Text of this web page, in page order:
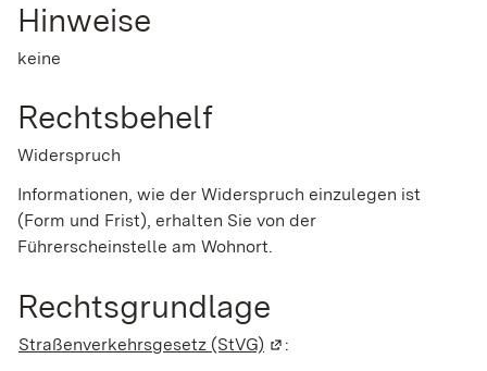
Hinweise
keine
Rechtsbehelf
Widerspruch
Informationen, wie der Widerspruch einzulegen ist
(Form und Frist), erhalten Sie von der
Führerscheinstelle am Wohnort.
Rechtsgrundlage
Straßenverkehrsgesetz (StVG) (Wird in einem neuen
: